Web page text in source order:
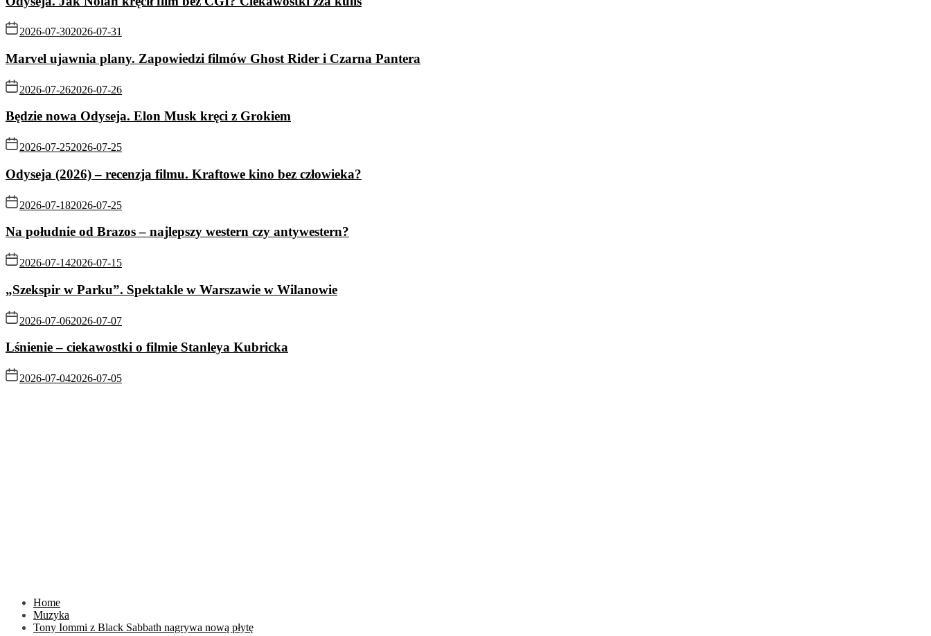
2026-07-302026-07-31
Marvel ujawnia plany. Zapowiedzi filmów Ghost Rider i Czarna Pantera
2026-07-262026-07-26
Będzie nowa Odyseja. Elon Musk kręci z Grokiem
2026-07-252026-07-25
Odyseja (2026) – recenzja filmu. Kraftowe kino bez człowieka?
2026-07-182026-07-25
Na południe od Brazos – najlepszy western czy antywestern?
2026-07-142026-07-15
„Szekspir w Parku”. Spektakle w Warszawie w Wilanowie
2026-07-062026-07-07
Lśnienie – ciekawostki o filmie Stanleya Kubricka
2026-07-042026-07-05
Home
Muzyka
Tony Iommi z Black Sabbath nagrywa nową płytę